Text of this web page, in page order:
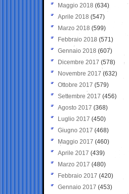
Maggio 2018 (634)
Aprile 2018 (547)
Marzo 2018 (599)
Febbraio 2018 (571)
Gennaio 2018 (607)
Dicembre 2017 (578)
Novembre 2017 (632)
Ottobre 2017 (579)
Settembre 2017 (456)
Agosto 2017 (368)
Luglio 2017 (450)
Giugno 2017 (468)
Maggio 2017 (460)
Aprile 2017 (439)
Marzo 2017 (480)
Febbraio 2017 (420)
Gennaio 2017 (453)